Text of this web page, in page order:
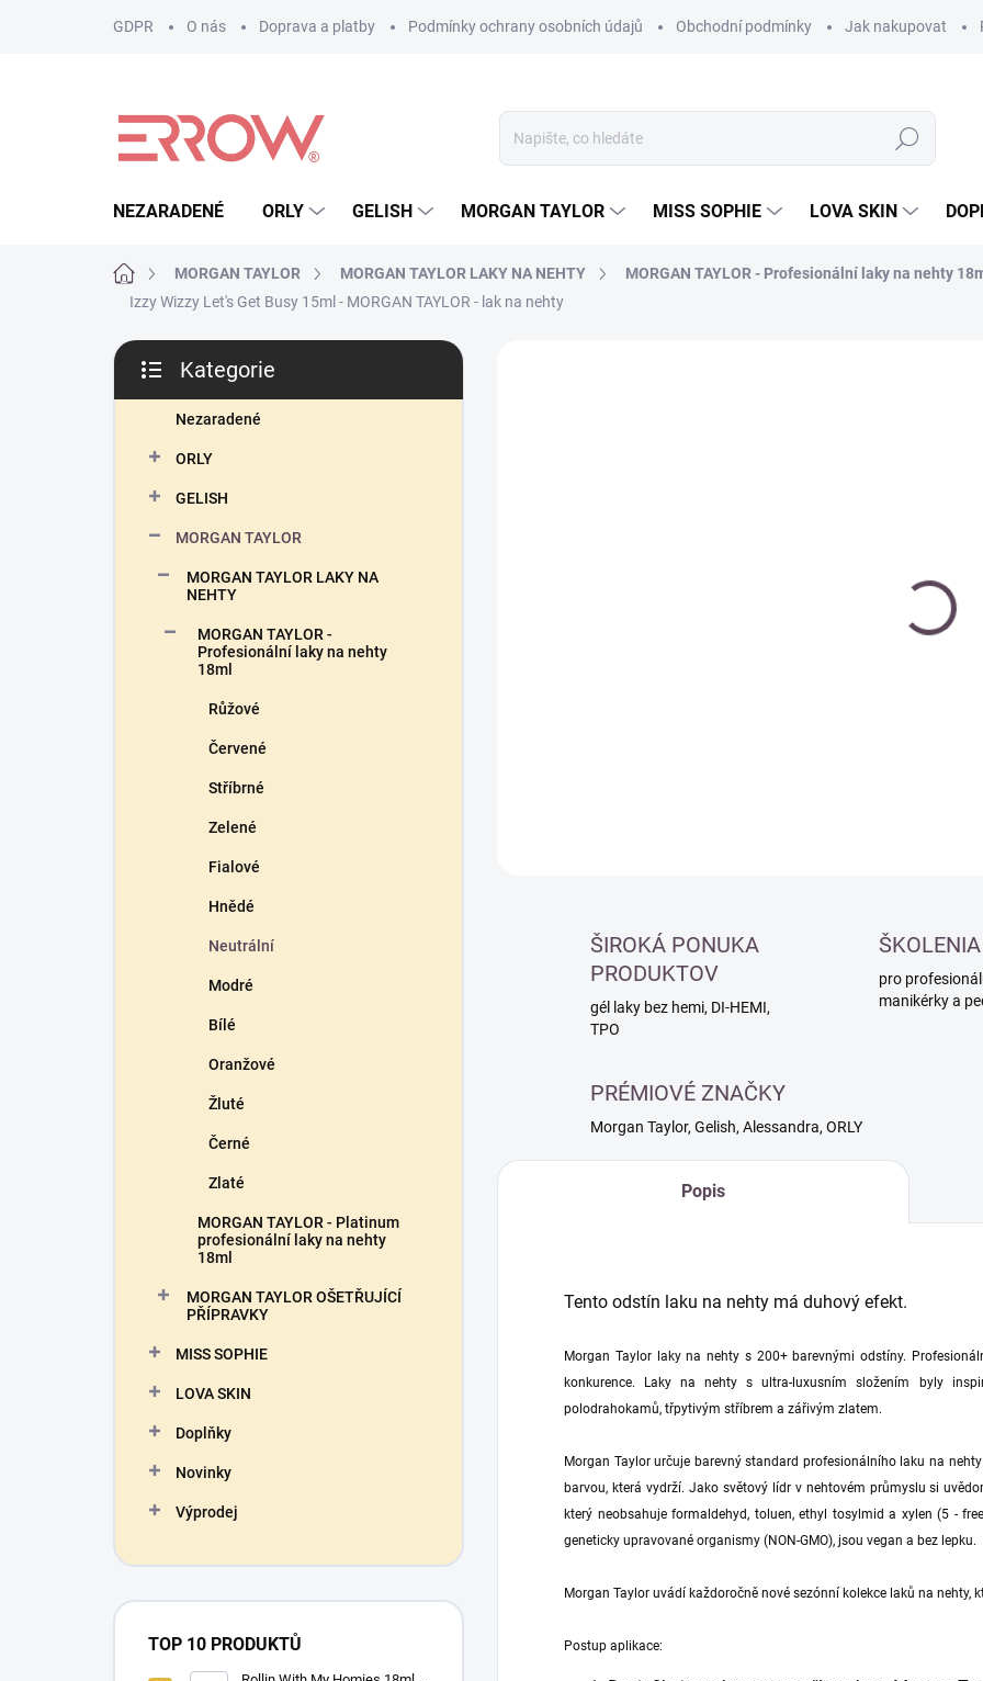
GDPR O nás Doprava a platby Podmínky ochrany osobních údajů Obchodní podmínky Jak nakupovat
Hledat
NEZARADENÉ ORLY GELISH MORGAN TAYLOR MISS SOPHIE LOVA SKIN
Domů MORGAN TAYLOR MORGAN TAYLOR LAKY NA NEHTY MORGAN TAYLOR - Profesionální laky na nehty
Izzy Wizzy Let's Get Busy 15ml - MORGAN TAYLOR - lak na nehty
P
s
kategorie
Kategorie
Nezaradené
ORLY
GELISH
MORGAN TAYLOR
MORGAN TAYLOR LAKY NA
NEHTY
MORGAN TAYLOR -
Profesionální laky na nehty
18ml
Růžové
Červené
Stříbrné
Zelené
Fialové
Hnědé
Neutrální
Modré
Bílé
Oranžové
Žluté
Černé
Zlaté
MORGAN TAYLOR - Platinum
profesionální laky na nehty
18ml
MORGAN TAYLOR OŠETŘUJÍCÍ
PŘÍPRAVKY
MISS SOPHIE
LOVA SKIN
Doplňky
Novinky
Výprodej
TOP 10 PRODUKTŮ
ŠIROKÁ PONUKA
PRODUKTOV
gél laky bez hemi, DI-HEMI,
TPO
ŠKOLENIA
pro
manikérky a
PRÉMIOVÉ ZNAČKY
Morgan Taylor, Gelish, Alessandra, ORLY
Popis
Tento odstín laku na nehty má duhový efekt.
Morgan Taylor laky na nehty s 200+ barevnými odstíny.
konkurence. Laky na nehty s ultra-luxusním složením byly
polodrahokamů, třpytivým stříbrem a zářivým zlatem.
Morgan Taylor určuje barevný standard profesionálního laku na
barvou, která vydrží. Jako světový lídr v nehtovém průmyslu si
který neobsahuje formaldehyd, toluen, ethyl tosylmid a xylen (5 -
geneticky upravované organismy (NON-GMO), jsou vegan a bez lepku.
Morgan Taylor uvádí každoročně nové sezónní kolekce laků na nehty,
Postup aplikace: